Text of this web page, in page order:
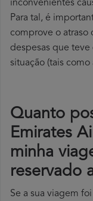
inconvenientes
Para tal, é
comprove o atraso
despesas que
situação (tais
Quanto
Emirates
minha
reservado
Se a sua viagem